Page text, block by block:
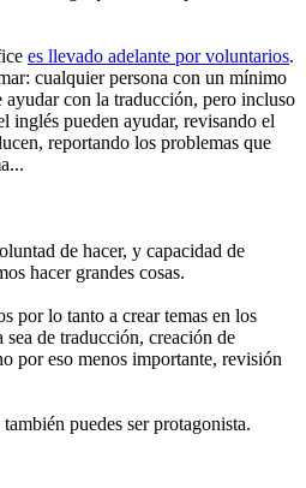
es llevado adelante por voluntarios.
cualquier persona con un mínimo
con la traducción, pero incluso
inglés pueden ayudar, revisando el
reportando los problemas que
de hacer, y capacidad de
hacer grandes cosas.
por lo tanto a crear temas en los
de traducción, creación de
por eso menos importante, revisión
puedes ser protagonista.